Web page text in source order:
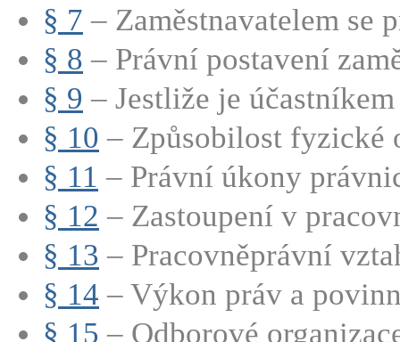
§ 7 – Zaměstnavatelem se
§ 8 – Právní postavení
§ 9 – Jestliže je
§ 10 – Způsobilost fyzické
§ 11 – Právní úkony
§ 12 – Zastoupení v
§ 13 – Pracovněprávní
§ 14 – Výkon práv a
§ 15 – Odborové